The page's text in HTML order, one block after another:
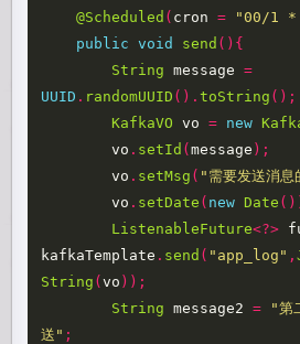
@Scheduled ( cron = "00/1
public
void send (){
String
message
=
UUID . randomUUID ().toString ();
KafkaVO
vo = new
vo . setId (message );
vo . setMsg ( "需要发送消息
vo . setDate ( new Date
ListenableFuture<?>
kafkaTemplate . send ( "app_log" ,
String (vo ));
String
message2 =
"第
送" ;